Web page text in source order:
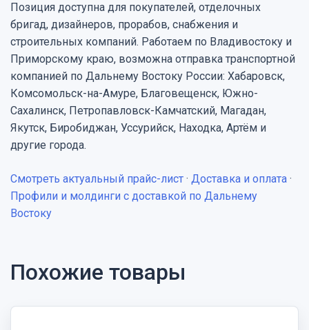
Позиция доступна для покупателей, отделочных
бригад, дизайнеров, прорабов, снабжения и
строительных компаний. Работаем по Владивостоку и
Приморскому краю, возможна отправка транспортной
компанией по Дальнему Востоку России: Хабаровск,
Комсомольск-на-Амуре, Благовещенск, Южно-
Сахалинск, Петропавловск-Камчатский, Магадан,
Якутск, Биробиджан, Уссурийск, Находка, Артём и
другие города.
Смотреть актуальный прайс-лист · Доставка и оплата ·
Профили и молдинги с доставкой по Дальнему
Востоку
Похожие товары